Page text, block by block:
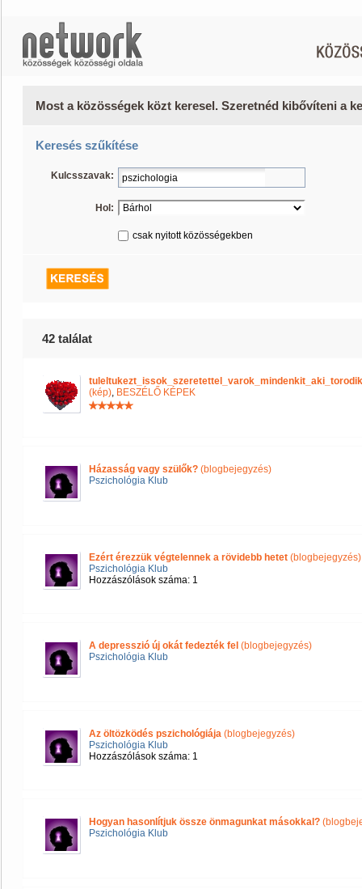
Most a közösségek közt keresel. Szeretnéd kibővíteni a
Keresés szűkítése
Kulcsszavak:
Hol:
csak nyitott közösségekben
42 találat
(kép), BESZÉLŐ KÉPEK
Házasság vagy szülők? (blogbejegyzés)
Pszichológia Klub
Ezért érezzük végtelennek a rövidebb hetet (blogbejegyzés)
Pszichológia Klub
Hozzászólások száma: 1
A depresszió új okát fedezték fel (blogbejegyzés)
Pszichológia Klub
Az öltözködés pszichológiája (blogbejegyzés)
Pszichológia Klub
Hozzászólások száma: 1
Hogyan hasonlítjuk össze önmagunkat másokkal?
Pszichológia Klub